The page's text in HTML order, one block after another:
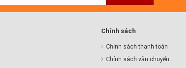
Chính sách
Chính sách thanh toán
Chính sách vận chuyển